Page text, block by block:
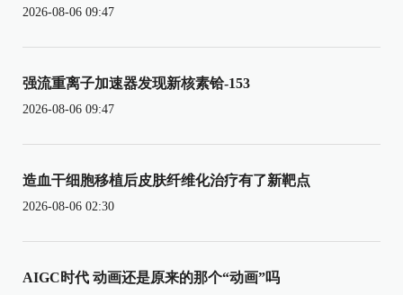
2026-08-06 09:47
强流重离子加速器发现新核素铪-153
2026-08-06 09:47
造血干细胞移植后皮肤纤维化治疗有了新靶点
2026-08-06 02:30
AIGC时代 动画还是原来的那个“动画”吗